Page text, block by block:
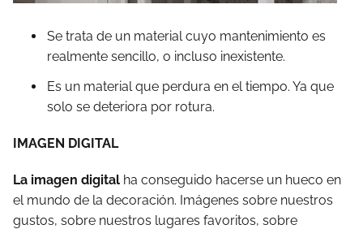
Se trata de un material cuyo mantenimiento es
realmente sencillo, o incluso inexistente.
Es un material que perdura en el tiempo. Ya que
solo se deteriora por rotura.
IMAGEN DIGITAL
La imagen digital ha conseguido hacerse un hueco en
el mundo de la decoración. Imágenes sobre nuestros
gustos, sobre nuestros lugares favoritos, sobre